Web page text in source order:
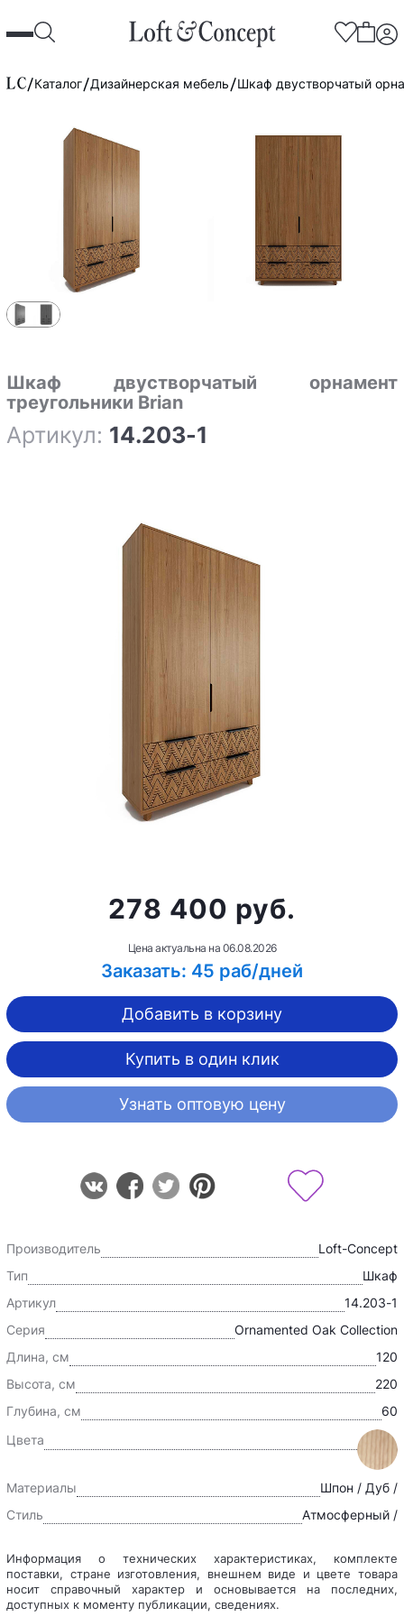
Каталог Дизайнерская мебель Шкаф двустворчатый
Шкаф двустворчатый орнамент
треугольники Brian
Артикул: 14.203-1
278 400 руб.
Цена актуальна на 06.08.2026
Заказать: 45 раб/дней
Добавить в корзину
Купить в один клик
Узнать оптовую цену
Производитель
Loft-Concept
Тип
Шкаф
Артикул
14.203-1
Серия
Ornamented Oak Collection
Длина, см
120
Высота, см
220
Глубина, см
60
Цвета
Материалы
Шпон / Дуб /
Стиль
Атмосферный /
Информация о технических характеристиках, комплекте
поставки, стране изготовления, внешнем виде и цвете товара
носит справочный характер и основывается на последних,
доступных к моменту публикации, сведениях.